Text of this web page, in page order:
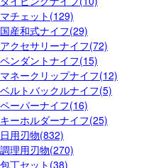
マチェット(129)
国産和式ナイフ(29)
アクセサリーナイフ(72)
ペンダントナイフ(15)
マネークリップナイフ(12)
ベルトバックルナイフ(5)
ペーパーナイフ(16)
キーホルダーナイフ(25)
日用刃物(832)
調理用刃物(270)
包丁セット(38)